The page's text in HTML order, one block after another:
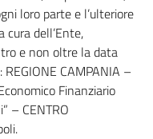
loro parte e l’ulteriore
cura dell’Ente,
e non oltre la data
CAMPANIA –
Finanziario
– CENTRO